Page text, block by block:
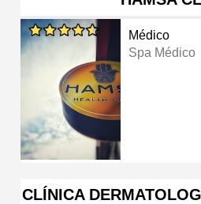
Médico
Spa Médico
CLÍNICA